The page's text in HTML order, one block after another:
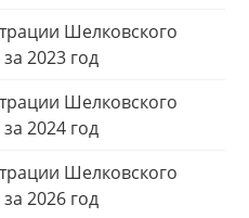
Шелковского
2023 год
Шелковского
2024 год
Шелковского
2026 год